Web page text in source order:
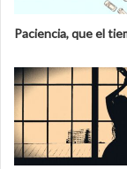
Paciencia, que el